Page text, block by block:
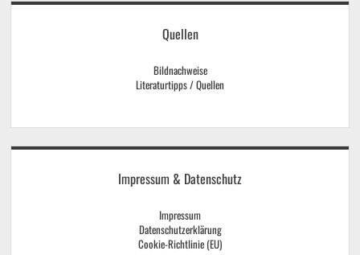
Quellen
Bildnachweise
Literaturtipps / Quellen
Impressum & Datenschutz
Impressum
Datenschutzerklärung
Cookie-Richtlinie (EU)